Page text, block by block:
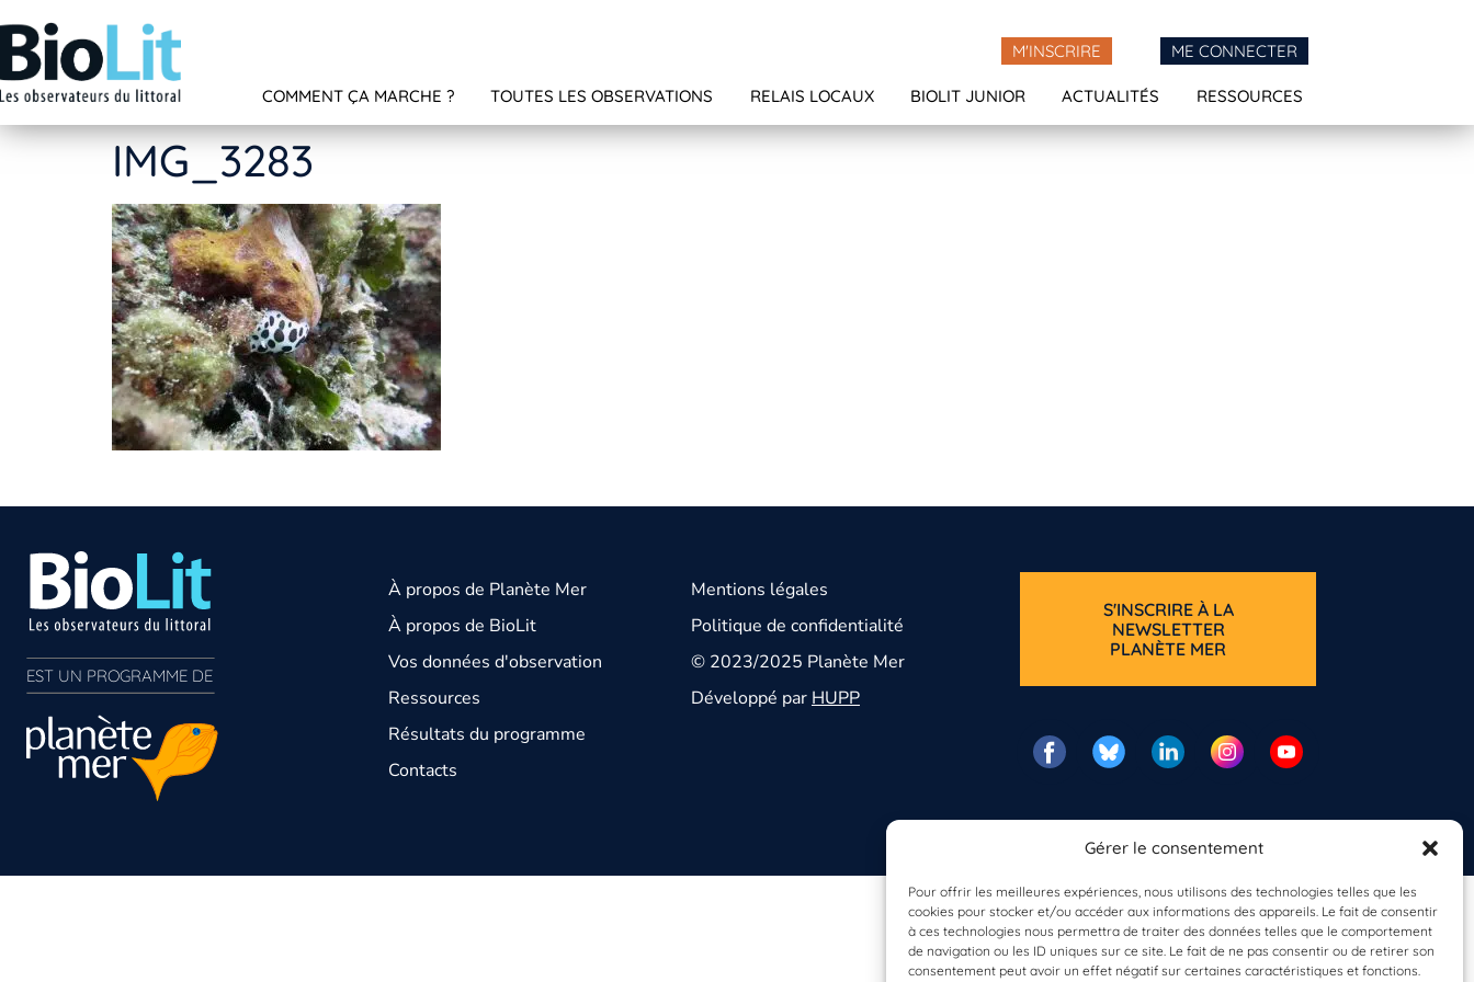
Gérer le consentement
Pour offrir les meilleures expériences, nous utilisons des technologies telles que les
cookies pour stocker et/ou accéder aux informations des appareils. Le fait de consentir
à ces technologies nous permettra de traiter des données telles que le comportement
de navigation ou les ID uniques sur ce site. Le fait de ne pas consentir ou de retirer son
consentement peut avoir un effet négatif sur certaines caractéristiques et fonctions.
M'INSCRIRE ME CONNECTER
COMMENT ÇA MARCHE ? TOUTES LES OBSERVATIONS RELAIS LOCAUX BIOLIT JUNIOR ACTUALITÉS RESSOURCES
IMG_3283
EST UN PROGRAMME DE
À propos de Planète Mer
À propos de BioLit
Vos données d'observation
Ressources
Résultats du programme
Contacts
Mentions légales
Politique de confidentialité
© 2023/2025 Planète Mer
Développé par HUPP
S'INSCRIRE À LA
NEWSLETTER
PLANÈTE MER